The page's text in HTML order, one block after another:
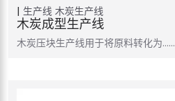
生产线 木炭生产线
木炭成型生产线
木炭压块生产线用于将原料转化为……